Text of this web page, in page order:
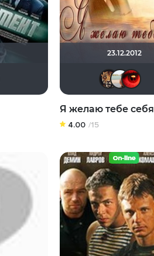
23.12.2012
Я желаю тебе себя
4.00 /15